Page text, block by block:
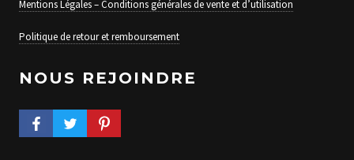
Mentions Légales – Conditions générales de vente et d’utilisation
Politique de retour et remboursement
NOUS REJOINDRE
FACEBOOK PROFILE
TWITTER PROFILEPINTEREST PROFILE